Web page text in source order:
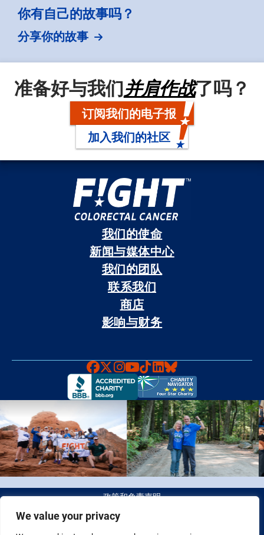
We value your privacy
你有自己的故事吗？
分享你的故事
准备好与我们并肩作战了吗？
订阅我们的电子报
加入我们的社区
我们的使命
新闻与媒体中心
我们的团队
联系我们
商店
影响与财务
Faceboook
X Instagram
YouTube
TikTok
LinkedIn
Bluesky
政策和免责声明
© 2026 Fight Colorectal Cancer 版权所有。 税务识别号（Tax